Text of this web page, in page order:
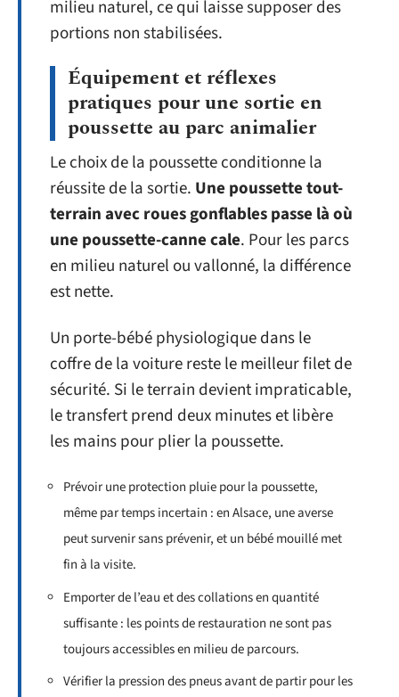
milieu naturel, ce qui laisse supposer des
portions non stabilisées.
Équipement et réflexes
pratiques pour une sortie en
poussette au parc animalier
Le choix de la poussette conditionne la
réussite de la sortie. Une poussette tout-
terrain avec roues gonflables passe là où
une poussette-canne cale. Pour les parcs
en milieu naturel ou vallonné, la différence
est nette.
Un porte-bébé physiologique dans le
coffre de la voiture reste le meilleur filet de
sécurité. Si le terrain devient impraticable,
le transfert prend deux minutes et libère
les mains pour plier la poussette.
Prévoir une protection pluie pour la poussette,
même par temps incertain : en Alsace, une averse
peut survenir sans prévenir, et un bébé mouillé met
fin à la visite.
Emporter de l’eau et des collations en quantité
suffisante : les points de restauration ne sont pas
toujours accessibles en milieu de parcours.
Vérifier la pression des pneus avant de partir pour les